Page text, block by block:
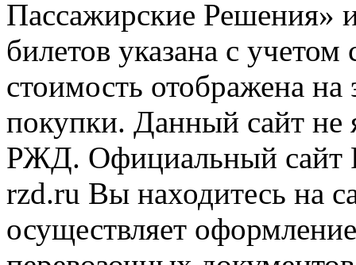
Пассажирские
билетов указана с
стоимость отображена
покупки. Данный сайт не
РЖД. Официальный сайт
rzd.ru Вы находитесь на
осуществляет